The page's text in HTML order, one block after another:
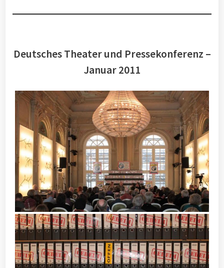
Deutsches Theater und Pressekonferenz –
Januar 2011